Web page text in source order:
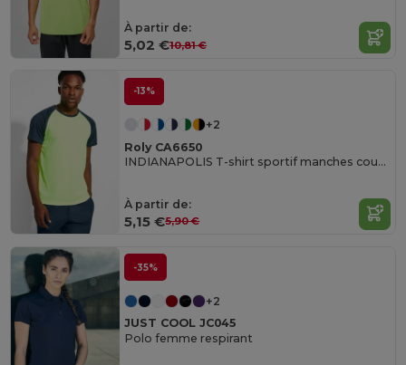
À partir de:
5,02 €10,81 €
-13%
+2
Roly CA6650
INDIANAPOLIS T-shirt sportif manches courtes raglans contrastées
À partir de:
5,15 €5,90 €
-35%
+2
JUST COOL JC045
Polo femme respirant